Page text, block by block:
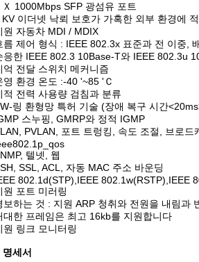
Ｘ 1000Mbps SFP 광섬유 포트
KV 이더넷 낙뢰 보호가 가혹한 외부 환경에
원 자동차 MDI / MDIX
름 제어 형식 : IEEE 802.3x 표준과 전 이중,
응한 IEEE 802.3 10Base-T와 IEEE 802.3u
억 전달 스위치 메커니즘
영 환경 온도 :-40 '~85 'Ｃ
적 전력 사용량 검침과 분류
링 환형망 특허 기술 (장애 복구 시간
스누핑, GMRP와 정적 IGMP
PVLAN, 포트 트렁킹, 속도 조절, 브로드
텔넷, 웹
SSL, ACL, 자동 MAC 주소 바운딩
802.1d(STP),IEEE 802.1w(RSTP),IEEE
원 포트 미러링
보하는 것 : 지원 ARP 청취와 전원을 내림과
대한 프레임은 최고 16kb를 지원합니다
원 링크 모니터링
명세서